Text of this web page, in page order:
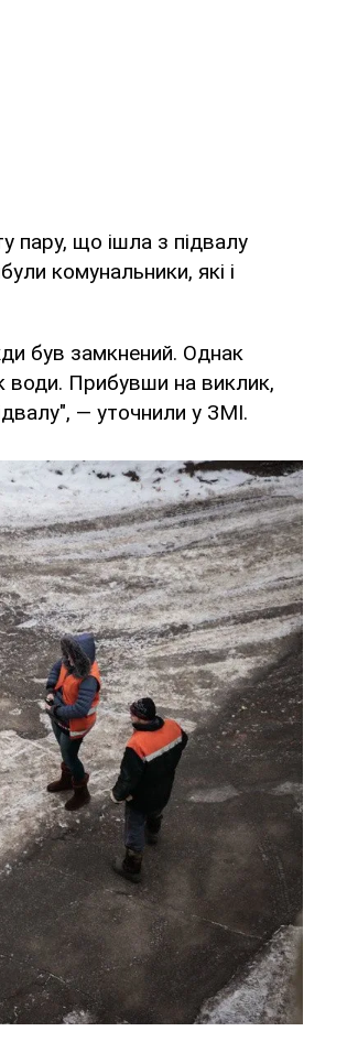
пару, що ішла з підвалу
комунальники, які і
був замкнений. Однак
води. Прибувши на виклик,
— уточнили у ЗМІ.